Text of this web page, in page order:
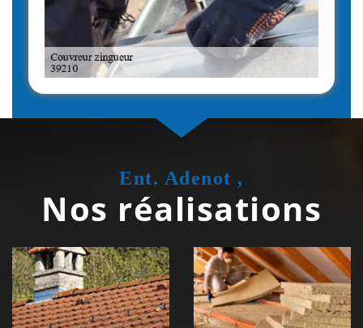
Ent. Adenot ,
Nos réalisations
Couvreur
zingueur 39
Jura
Isolation de
toiture 39
Jura